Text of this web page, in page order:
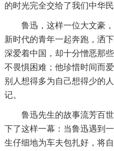
的时光完全交给了我们中华民
鲁迅，这样一位大文豪
新时代的青年一起奔跑，洒
深爱着中国，却十分憎恶那
不畏惧困难；他珍惜时间而
别人想得多为自己想得少的
记。
鲁迅先生的故事流芳百
下了这样一幕：当鲁迅遇到
生仔细地为车夫包扎好，将